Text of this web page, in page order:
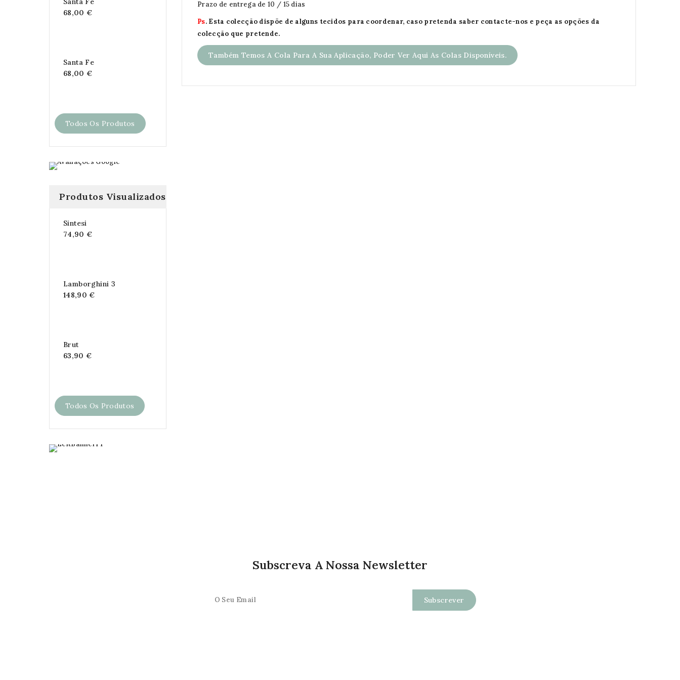
68,00 €
Santa Fe
68,00 €
Todos Os Produtos
Produtos Visualizados
Sintesi
74,90 €
Lamborghini 3
148,90 €
Brut
63,90 €
Todos Os Produtos
Prazo de entrega de 10 / 15 dias
Ps. Esta colecção dispõe de alguns tecidos para coordenar, caso pretenda saber contacte-nos e peça as opções da
colecção que pretende.
Também Temos A Cola Para A Sua Aplicação, Poder Ver Aqui As Colas Disponíveis.
Subscreva A Nossa Newsletter